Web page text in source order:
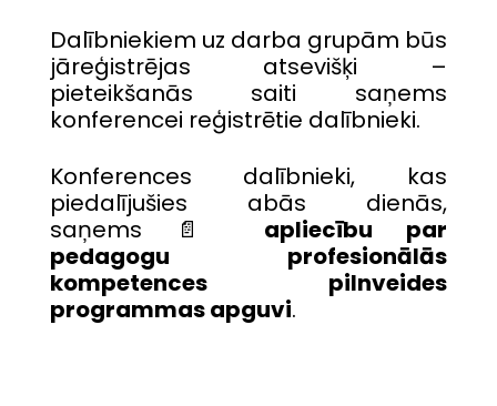
Dalībniekiem uz darba grupām būs
jāreģistrējas atsevišķi –
pieteikšanās saiti saņems
konferencei reģistrētie dalībnieki.
Konferences dalībnieki, kas
piedalījušies abās dienās,
saņems 📄 apliecību par
pedagogu profesionālās
kompetences pilnveides
programmas apguvi.